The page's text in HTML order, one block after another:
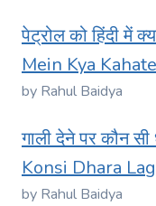
पेट्रोल को हिंदी में
Mein Kya
by Rahul Baidya
गाली देने पर कौन
Konsi Dhara
by Rahul Baidya